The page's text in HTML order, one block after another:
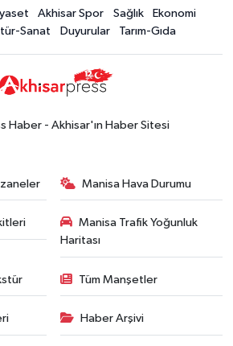
18:57Akhisar'da Atatürk
Mahallesi'nde yine 6 saatlik elektrik
kesintisi
18:50Akhisar'da Cumhuriyet
kesintisi uygulanacak
Akhisar Spor
Akhisargücü'ne sponsorluk desteği
devam ediyor
Akhisar Spor Sağlık
Ekonomi
Sanat Duyurular Tarım-Gıda
Haber - Akhisar'ın Haber Sitesi
Manisa Hava Durumu
Manisa Trafik Yoğunluk
Haritası
Tüm Manşetler
Haber Arşivi